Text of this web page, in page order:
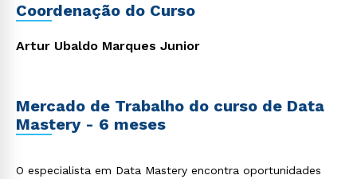
Coordenação do Curso
Artur Ubaldo Marques Junior
Mercado de Trabalho do curso de Data
Mastery - 6 meses
O especialista em Data Mastery encontra oportunidades